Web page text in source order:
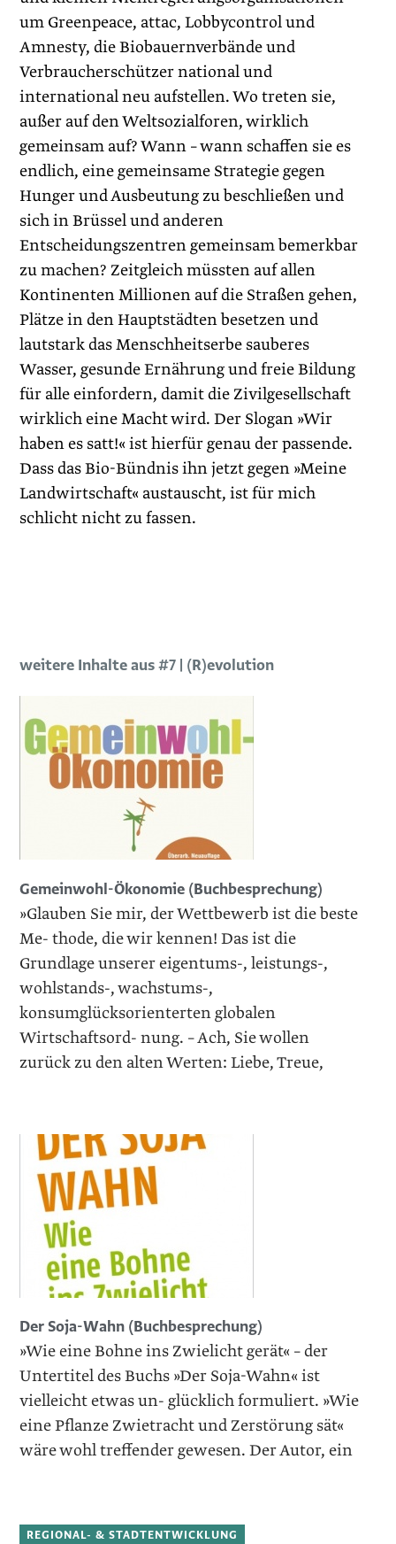
um Greenpeace, attac, Lobbycontrol und
Amnesty, die Biobauernverbände und
Verbraucherschützer national und
international neu aufstellen. Wo treten sie,
außer auf den Weltsozialforen, wirklich
gemeinsam auf? Wann – wann schaffen sie es
endlich, eine gemeinsame Strategie gegen
Hunger und Ausbeutung zu beschließen und
sich in Brüssel und anderen
Entscheidungszentren gemeinsam bemerkbar
zu machen? Zeitgleich müssten auf allen
Kontinenten Millionen auf die Straßen gehen,
Plätze in den Hauptstädten besetzen und
lautstark das Menschheitserbe sauberes
Wasser, gesunde Ernährung und freie Bildung
für alle einfordern, damit die Zivilgesellschaft
wirklich eine Macht wird. Der Slogan »Wir
haben es satt!« ist hierfür genau der passende.
Dass das Bio-Bündnis ihn jetzt gegen »Meine
Landwirtschaft« austauscht, ist für mich
schlicht nicht zu fassen.
weitere Inhalte aus #7 | (R)evolution
Gemeinwohl-Ökonomie (Buchbesprechung)
»Glauben Sie mir, der Wettbewerb ist die beste
Me- thode, die wir kennen! Das ist die
Grundlage unserer eigentums-, leistungs-,
wohlstands-, wachstums-,
konsumglücksorienterten globalen
Wirtschaftsord- nung. – Ach, Sie wollen
zurück zu den alten Werten: Liebe, Treue,
Der Soja-Wahn (Buchbesprechung)
»Wie eine Bohne ins Zwielicht gerät« – der
Untertitel des Buchs »Der Soja-Wahn« ist
vielleicht etwas un- glücklich formuliert. »Wie
eine Pflanze Zwietracht und Zerstörung sät«
wäre wohl treffender gewesen. Der Autor, ein
REGIONAL- & STADTENTWICKLUNG